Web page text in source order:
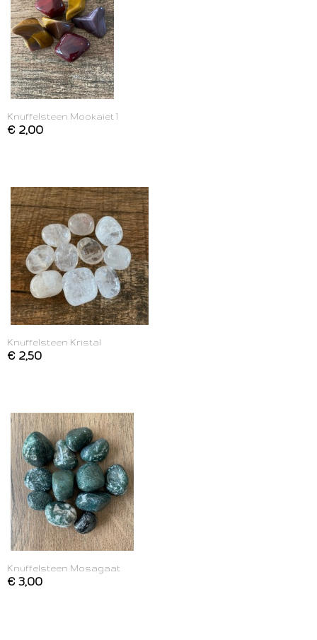
Knuffelsteen Mookaiet 1
€ 2,00
Knuffelsteen Kristal
€ 2,50
Knuffelsteen Mosagaat
€ 3,00